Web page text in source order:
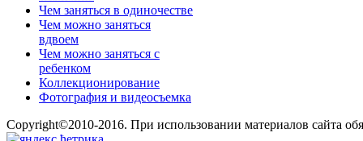
Чем заняться в одиночестве
Чем можно заняться
вдвоем
Чем можно заняться с
ребенком
Коллекционирование
Фотография и видеосъемка
Copyright©2010-2016. При использовании материалов сайта